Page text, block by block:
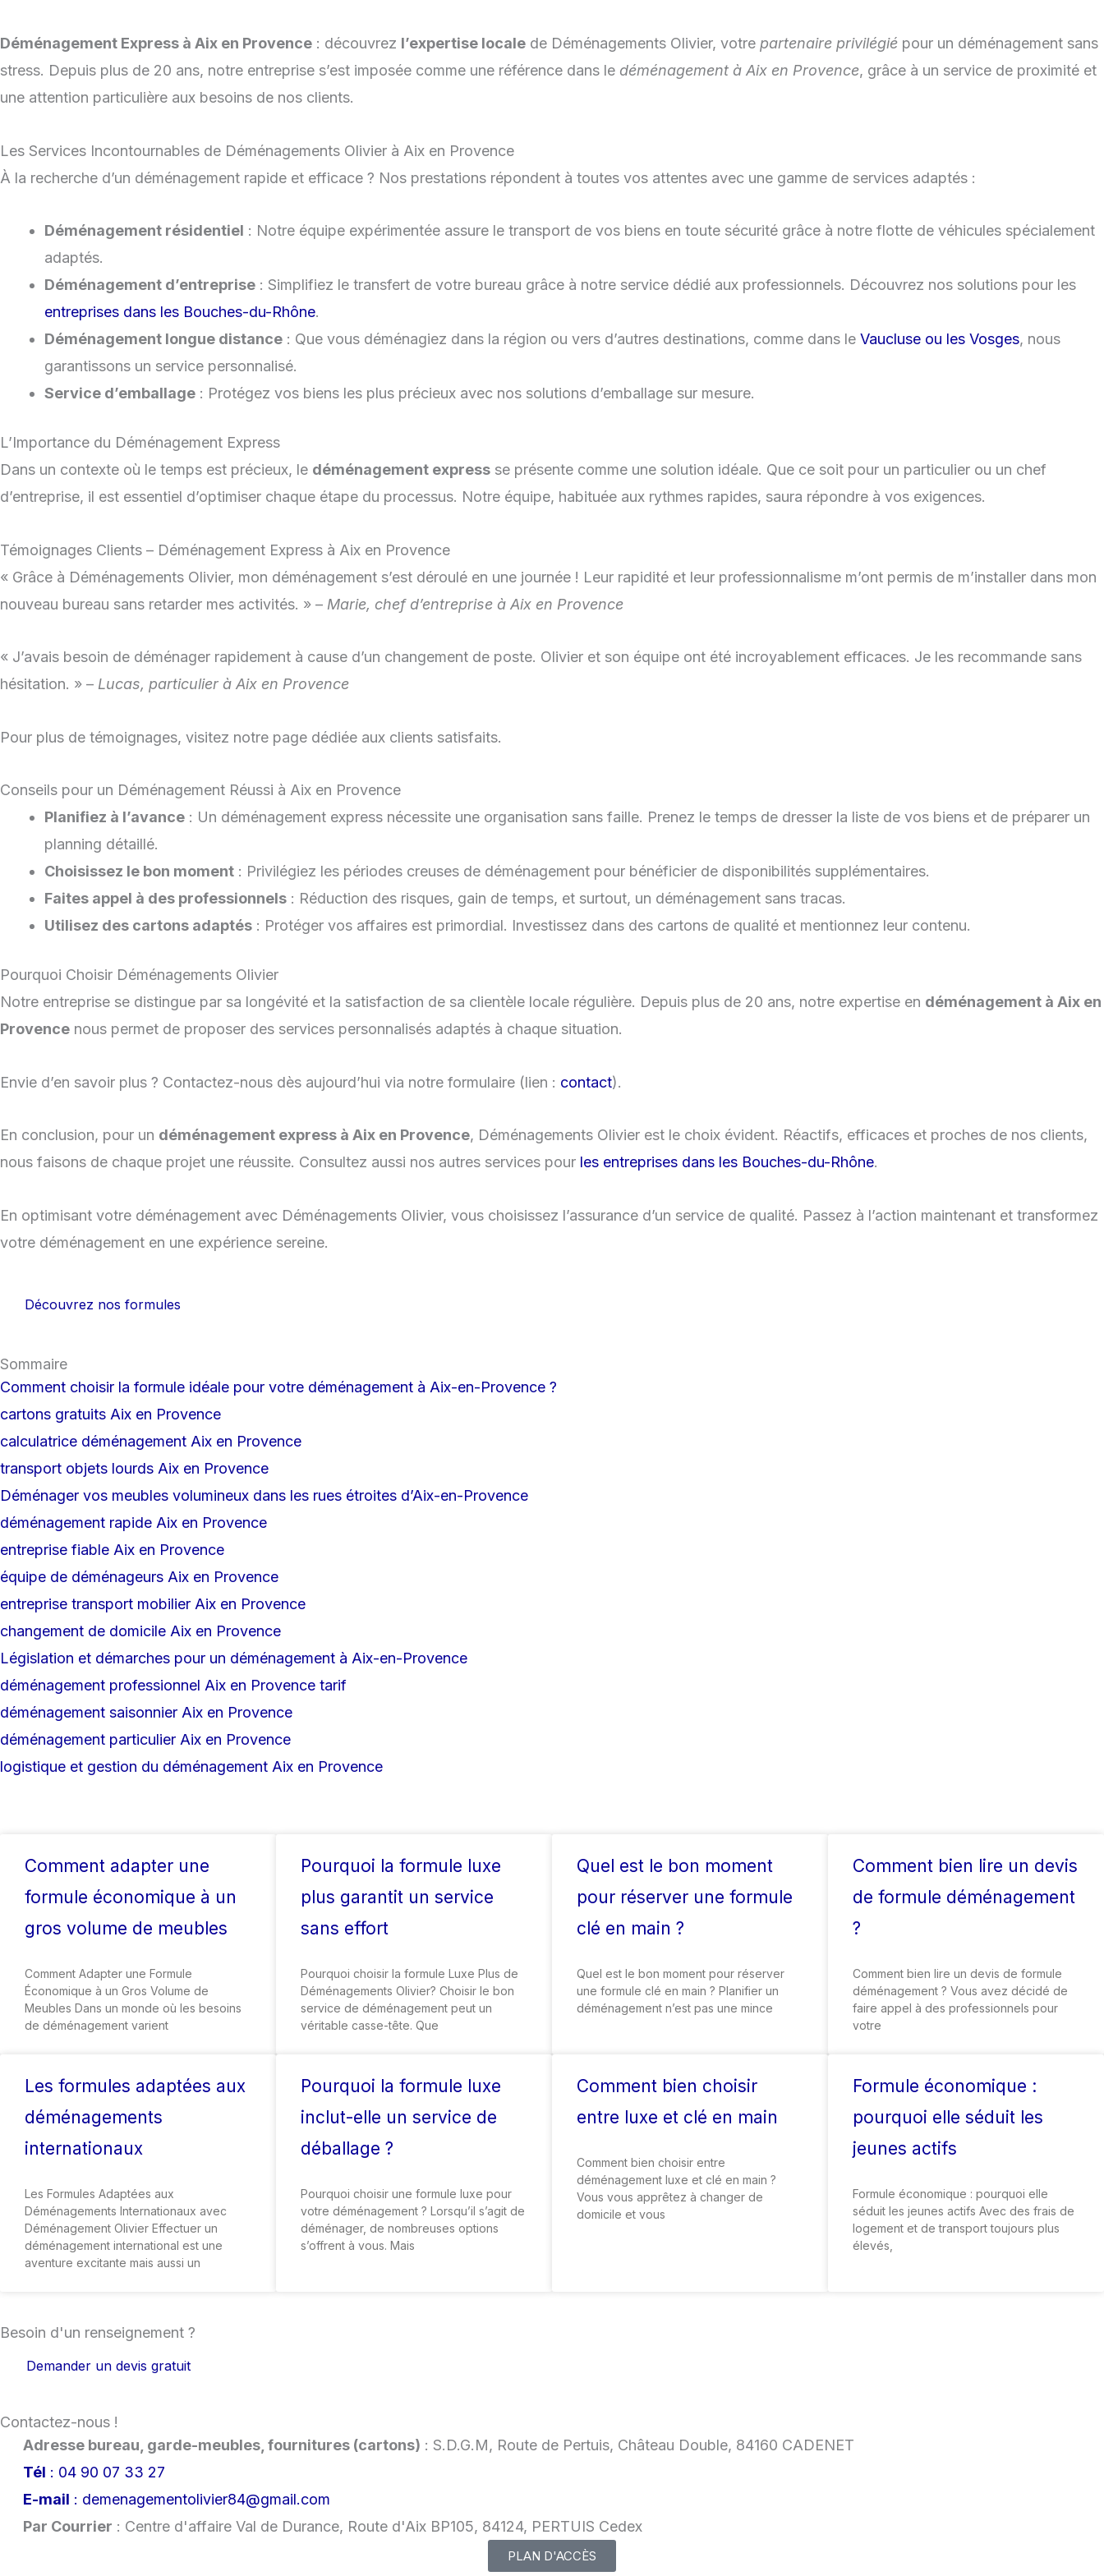
Déménagement Express à Aix en Provence : découvrez l’expertise locale de Déménagements Olivier, votre partenaire privilégié pour un déménagement sans
stress. Depuis plus de 20 ans, notre entreprise s’est imposée comme une référence dans le déménagement à Aix en Provence, grâce à un service de proximité et
une attention particulière aux besoins de nos clients.
Les Services Incontournables de Déménagements Olivier à Aix en Provence
À la recherche d’un déménagement rapide et efficace ? Nos prestations répondent à toutes vos attentes avec une gamme de services adaptés :
Déménagement résidentiel : Notre équipe expérimentée assure le transport de vos biens en toute sécurité grâce à notre flotte de véhicules spécialement
adaptés.
Déménagement d’entreprise : Simplifiez le transfert de votre bureau grâce à notre service dédié aux professionnels. Découvrez nos solutions pour les
entreprises dans les Bouches-du-Rhône.
Déménagement longue distance : Que vous déménagiez dans la région ou vers d’autres destinations, comme dans le Vaucluse ou les Vosges, nous
garantissons un service personnalisé.
Service d’emballage : Protégez vos biens les plus précieux avec nos solutions d’emballage sur mesure.
L’Importance du Déménagement Express
Dans un contexte où le temps est précieux, le déménagement express se présente comme une solution idéale. Que ce soit pour un particulier ou un chef
d’entreprise, il est essentiel d’optimiser chaque étape du processus. Notre équipe, habituée aux rythmes rapides, saura répondre à vos exigences.
Témoignages Clients – Déménagement Express à Aix en Provence
« Grâce à Déménagements Olivier, mon déménagement s’est déroulé en une journée ! Leur rapidité et leur professionnalisme m’ont permis de m’installer dans mon
nouveau bureau sans retarder mes activités. » – Marie, chef d’entreprise à Aix en Provence
« J’avais besoin de déménager rapidement à cause d’un changement de poste. Olivier et son équipe ont été incroyablement efficaces. Je les recommande sans
hésitation. » – Lucas, particulier à Aix en Provence
Pour plus de témoignages, visitez notre page dédiée aux clients satisfaits.
Conseils pour un Déménagement Réussi à Aix en Provence
Planifiez à l’avance : Un déménagement express nécessite une organisation sans faille. Prenez le temps de dresser la liste de vos biens et de préparer un
planning détaillé.
Choisissez le bon moment : Privilégiez les périodes creuses de déménagement pour bénéficier de disponibilités supplémentaires.
Faites appel à des professionnels : Réduction des risques, gain de temps, et surtout, un déménagement sans tracas.
Utilisez des cartons adaptés : Protéger vos affaires est primordial. Investissez dans des cartons de qualité et mentionnez leur contenu.
Pourquoi Choisir Déménagements Olivier
Notre entreprise se distingue par sa longévité et la satisfaction de sa clientèle locale régulière. Depuis plus de 20 ans, notre expertise en déménagement à Aix en
Provence nous permet de proposer des services personnalisés adaptés à chaque situation.
Envie d’en savoir plus ? Contactez-nous dès aujourd’hui via notre formulaire (lien : contact).
En conclusion, pour un déménagement express à Aix en Provence, Déménagements Olivier est le choix évident. Réactifs, efficaces et proches de nos clients,
nous faisons de chaque projet une réussite. Consultez aussi nos autres services pour les entreprises dans les Bouches-du-Rhône.
En optimisant votre déménagement avec Déménagements Olivier, vous choisissez l’assurance d’un service de qualité. Passez à l’action maintenant et transformez
votre déménagement en une expérience sereine.
Découvrez nos formules
Sommaire
Comment choisir la formule idéale pour votre déménagement à Aix-en-Provence ?
cartons gratuits Aix en Provence
calculatrice déménagement Aix en Provence
transport objets lourds Aix en Provence
Déménager vos meubles volumineux dans les rues étroites d’Aix-en-Provence
déménagement rapide Aix en Provence
entreprise fiable Aix en Provence
équipe de déménageurs Aix en Provence
entreprise transport mobilier Aix en Provence
changement de domicile Aix en Provence
Législation et démarches pour un déménagement à Aix-en-Provence
déménagement professionnel Aix en Provence tarif
déménagement saisonnier Aix en Provence
déménagement particulier Aix en Provence
logistique et gestion du déménagement Aix en Provence
Comment adapter une
formule économique à un
gros volume de meubles
Comment Adapter une Formule
Économique à un Gros Volume de
Meubles Dans un monde où les besoins
de déménagement varient
Pourquoi la formule luxe
plus garantit un service
sans effort
Pourquoi choisir la formule Luxe Plus de
Déménagements Olivier? Choisir le bon
service de déménagement peut un
véritable casse-tête. Que
Quel est le bon moment
pour réserver une formule
clé en main ?
Quel est le bon moment pour réserver
une formule clé en main ? Planifier un
déménagement n’est pas une mince
Comment bien lire un devis
de formule déménagement
?
Comment bien lire un devis de formule
déménagement ? Vous avez décidé de
faire appel à des professionnels pour
votre
Les formules adaptées aux
déménagements
internationaux
Les Formules Adaptées aux
Déménagements Internationaux avec
Déménagement Olivier Effectuer un
déménagement international est une
aventure excitante mais aussi un
Pourquoi la formule luxe
inclut-elle un service de
déballage ?
Pourquoi choisir une formule luxe pour
votre déménagement ? Lorsqu’il s’agit de
déménager, de nombreuses options
s’offrent à vous. Mais
Comment bien choisir
entre luxe et clé en main
Comment bien choisir entre
déménagement luxe et clé en main ?
Vous vous apprêtez à changer de
domicile et vous
Formule économique :
pourquoi elle séduit les
jeunes actifs
Formule économique : pourquoi elle
séduit les jeunes actifs Avec des frais de
logement et de transport toujours plus
élevés,
Besoin d'un renseignement ?
Demander un devis gratuit
Contactez-nous !
Adresse bureau, garde-meubles, fournitures (cartons) : S.D.G.M, Route de Pertuis, Château Double, 84160 CADENET
Tél : 04 90 07 33 27
E-mail : demenagementolivier84@gmail.com
Par Courrier : Centre d'affaire Val de Durance, Route d'Aix BP105, 84124, PERTUIS Cedex
PLAN D'ACCÈS